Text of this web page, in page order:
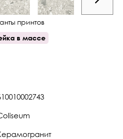
принтов
в массе